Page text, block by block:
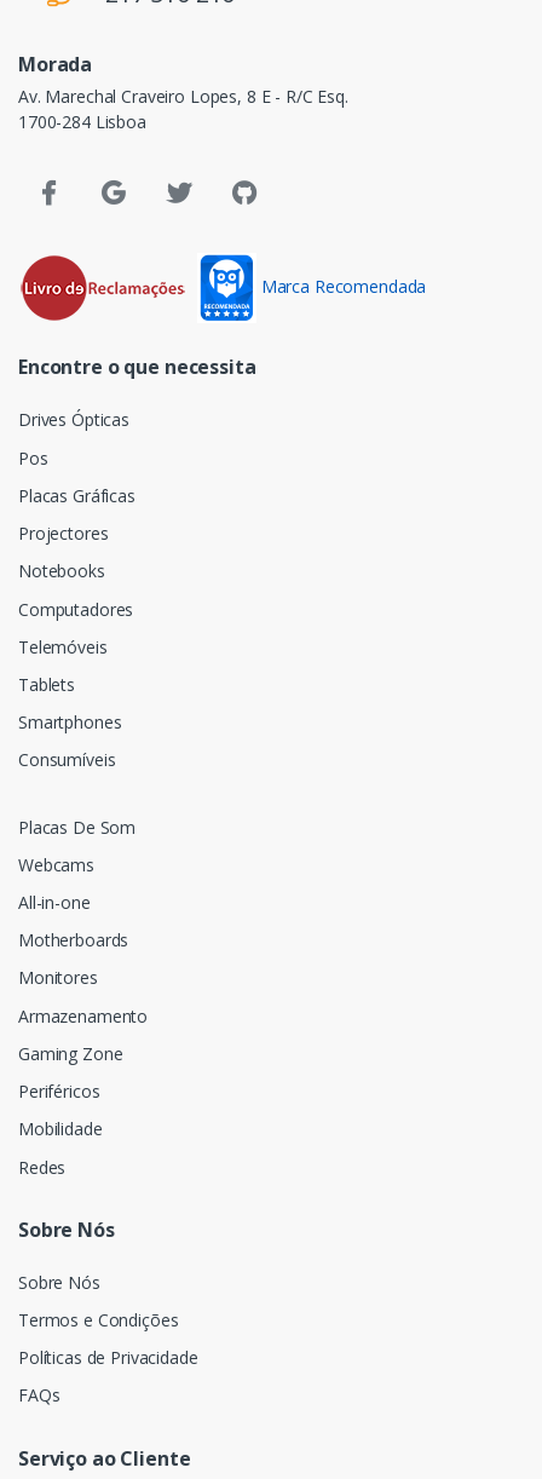
Morada
Av. Marechal Craveiro Lopes, 8 E - R/C Esq.
1700-284 Lisboa
Marca Recomendada
Encontre o que necessita
Drives Ópticas
Pos
Placas Gráficas
Projectores
Notebooks
Computadores
Telemóveis
Tablets
Smartphones
Consumíveis
Placas De Som
Webcams
All-in-one
Motherboards
Monitores
Armazenamento
Gaming Zone
Periféricos
Mobilidade
Redes
Sobre Nós
Sobre Nós
Termos e Condições
Políticas de Privacidade
FAQs
Serviço ao Cliente